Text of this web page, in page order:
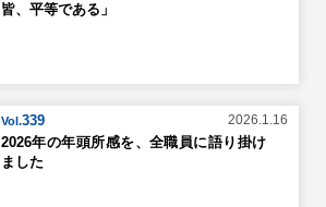
皆、平等である」
Vol.339
2026年の年頭所感を、全職員に語り掛け
ました
2026.1.16